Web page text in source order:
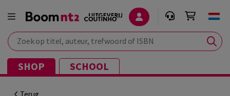
Zoek op titel, auteur, trefwoord of ISBN
SHOP SCHOOL